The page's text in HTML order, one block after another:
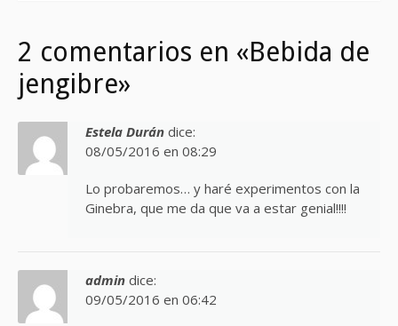
2 comentarios en «Bebida de
jengibre»
Estela Durán dice:
08/05/2016 en 08:29
Lo probaremos… y haré experimentos con la
Ginebra, que me da que va a estar genial!!!!
admin dice:
09/05/2016 en 06:42